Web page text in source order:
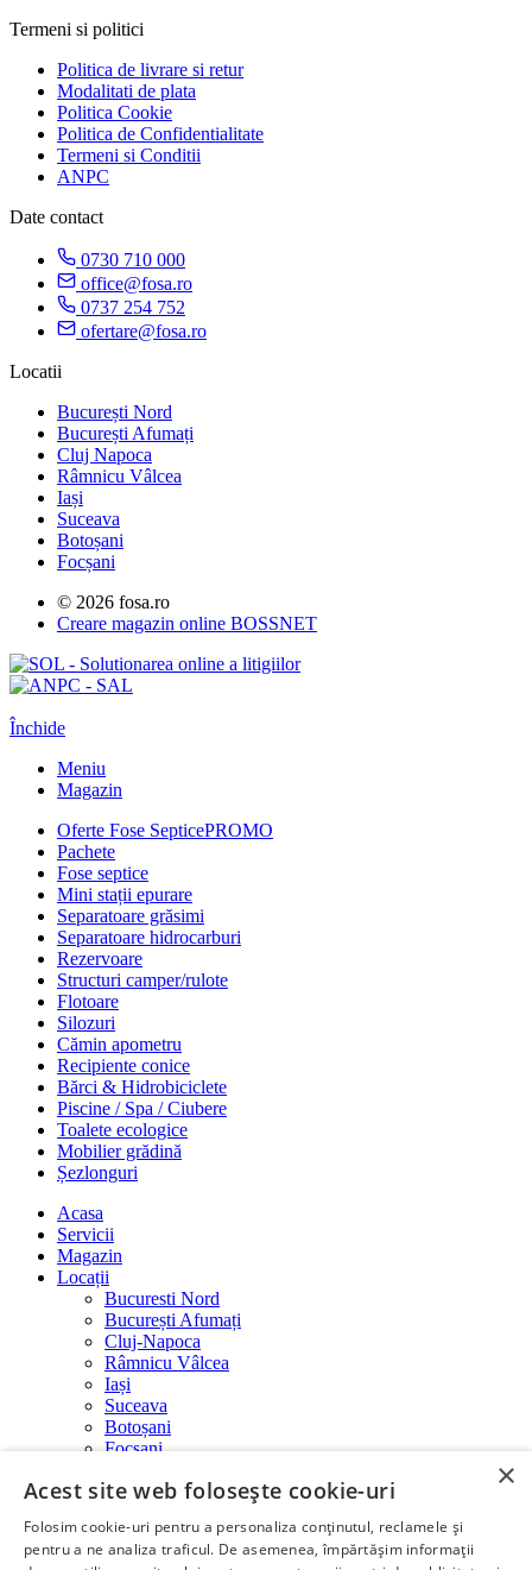
Termeni si politici
Politica de livrare si retur
Modalitati de plata
Politica Cookie
Politica de Confidentialitate
Termeni si Conditii
ANPC
Date contact
0730 710 000
office@fosa.ro
0737 254 752
ofertare@fosa.ro
Locatii
București Nord
București Afumați
Cluj Napoca
Râmnicu Vâlcea
Iași
Suceava
Botoșani
Focșani
© 2026 fosa.ro
Creare magazin online BOSSNET
Închide
Meniu
Magazin
Oferte Fose SepticePROMO
Pachete
Fose septice
Mini stații epurare
Separatoare grăsimi
Separatoare hidrocarburi
Rezervoare
Structuri camper/rulote
Flotoare
Silozuri
Cămin apometru
Recipiente conice
Bărci & Hidrobiciclete
Piscine / Spa / Ciubere
Toalete ecologice
Mobilier grădină
Șezlonguri
Acasa
Servicii
Magazin
Locații
Bucuresti Nord
București Afumați
Cluj-Napoca
Râmnicu Vâlcea
Iași
Suceava
Botoșani
Focșani
Galerie
Galerie video
Blog
×
Acest site web folosește cookie-uri
Folosim cookie-uri pentru a personaliza conținutul, reclamele și
pentru a ne analiza traficul. De asemenea, împărtășim informații